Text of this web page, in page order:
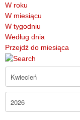
W roku
W miesiącu
W tygodniu
Według dnia
Przejdź do miesiąca